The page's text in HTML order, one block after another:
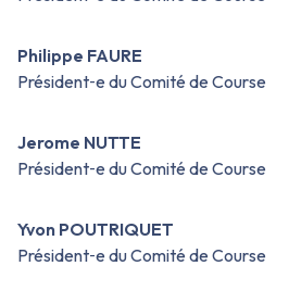
Philippe FAURE
Président‑e du Comité de Course
Jerome NUTTE
Président‑e du Comité de Course
Yvon POUTRIQUET
Président‑e du Comité de Course